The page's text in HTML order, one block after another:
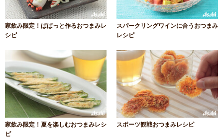
家飲み限定！ぱぱっと作るおつまみレ
シピ
スパークリングワインに合うおつまみ
レシピ
家飲み限定！夏を楽しむおつまみレシ
ピ
スポーツ観戦おつまみレシピ